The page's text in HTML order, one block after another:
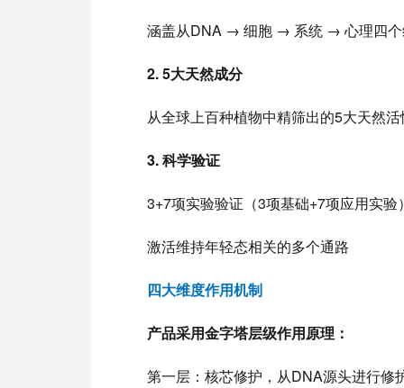
涵盖从DNA → 细胞 → 系统 → 心理四
2. 5大天然成分
从全球上百种植物中精筛出的5大天然
3. 科学验证
3+7项实验验证（3项基础+7项应用实验）
激活维持年轻态相关的多个通路
四大维度作用机制
产品采用金字塔层级作用原理：
第一层：核芯修护，从DNA源头进行修